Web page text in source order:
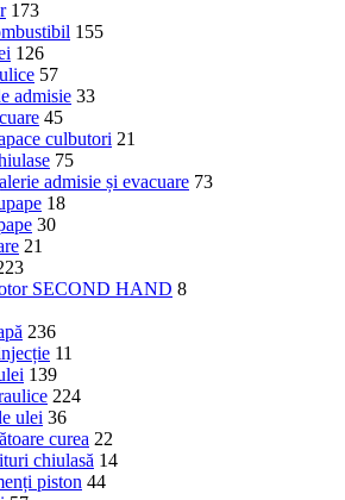
173
155
126
57
admisie 33
45
culbutori 21
75
admisie și evacuare 73
18
30
21
SECOND HAND 8
236
11
139
224
ulei 36
curea 22
chiulasă 14
piston 44